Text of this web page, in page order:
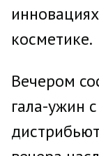
косметике.
Вечером
гала-ужин